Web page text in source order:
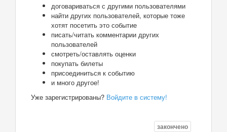
договариваться с другими пользователями
найти других пользователей, которые тоже
хотят посетить это событие
писать/читать комментарии других
пользователей
смотреть/оставлять оценки
покупать билеты
присоединиться к событию
и много другое!
Уже зарегистрированы? Войдите в систему!
закончено